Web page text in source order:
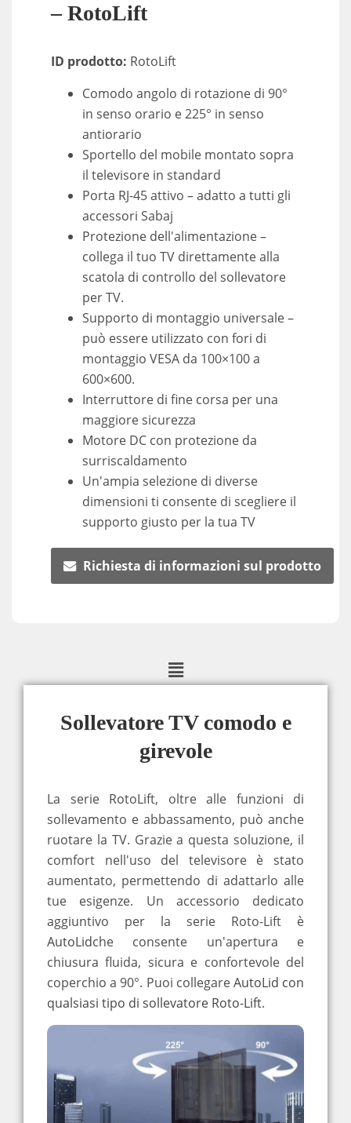
– RotoLift
ID prodotto: RotoLift
Comodo angolo di rotazione di 90°
in senso orario e 225° in senso
antiorario
Sportello del mobile montato sopra
il televisore in standard
Porta RJ-45 attivo – adatto a tutti gli
accessori Sabaj
Protezione dell'alimentazione –
collega il tuo TV direttamente alla
scatola di controllo del sollevatore
per TV.
Supporto di montaggio universale –
può essere utilizzato con fori di
montaggio VESA da 100×100 a
600×600.
Interruttore di fine corsa per una
maggiore sicurezza
Motore DC con protezione da
surriscaldamento
Un'ampia selezione di diverse
dimensioni ti consente di scegliere il
supporto giusto per la tua TV
Richiesta di informazioni sul prodotto
Sollevatore TV comodo e
girevole
La serie RotoLift, oltre alle funzioni di
sollevamento e abbassamento, può anche
ruotare la TV. Grazie a questa soluzione, il
comfort nell'uso del televisore è stato
aumentato, permettendo di adattarlo alle
tue esigenze.
Un accessorio dedicato
aggiuntivo per la serie Roto-Lift è
AutoLidche consente un'apertura e
chiusura fluida, sicura e confortevole del
coperchio a 90°. Puoi collegareAutoLid con
qualsiasi tipo di sollevatore Roto-Lift.